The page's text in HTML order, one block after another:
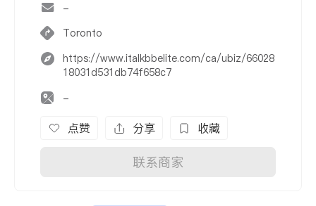
-
Toronto
https://www.italkbbelite.com/ca/ubiz/66028
18031d531db74f658c7
-
点赞 分享 收藏
联系商家